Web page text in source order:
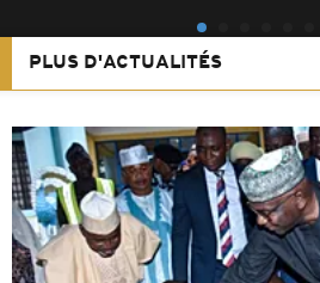
PLUS D'ACTUALITÉS